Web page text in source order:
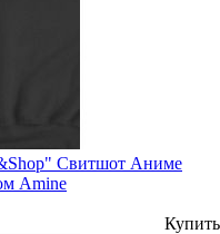
Свитшот Аниме
Amine
Купить